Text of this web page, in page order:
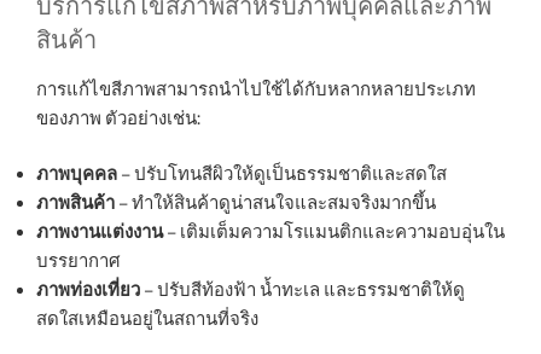
บริการแก้ไขสีภาพสำหรับภาพบุคคลและภาพ
สินค้า
การแก้ไขสีภาพสามารถนำไปใช้ได้กับหลากหลายประเภท
ของภาพ ตัวอย่างเช่น:
ภาพบุคคล – ปรับโทนสีผิวให้ดูเป็นธรรมชาติและสดใส
ภาพสินค้า – ทำให้สินค้าดูน่าสนใจและสมจริงมากขึ้น
ภาพงานแต่งงาน– เติมเต็มความโรแมนติกและความอบอุ่นใน
บรรยากาศ
ภาพท่องเที่ยว – ปรับสีท้องฟ้า น้ำทะเล และธรรมชาติให้ดู
สดใสเหมือนอยู่ในสถานที่จริง